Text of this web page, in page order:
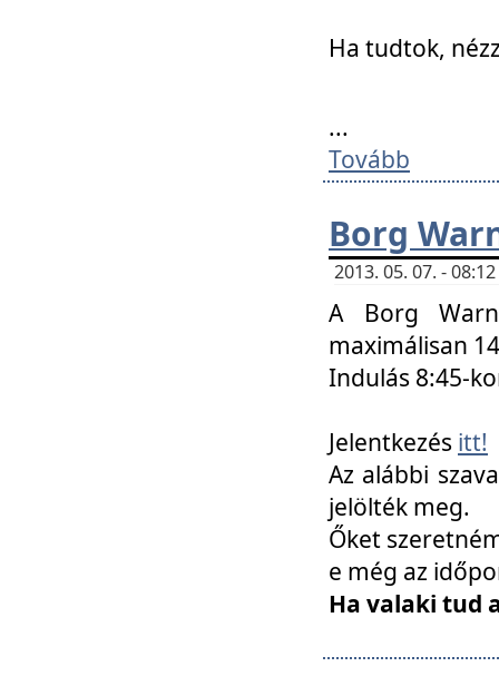
Ha tudtok,
...
Tovább
Borg
2013. 05. 07. -
A Borg
maximálisan
Indulás 8:45-
Jelentkezés itt!
Az alábbi
jelölték meg.
Őket
e még az
Ha valaki tud